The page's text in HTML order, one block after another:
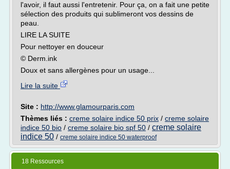
l'avoir, il faut aussi l'entretenir. Pour ça, on a fait une petite
sélection des produits qui sublimeront vos dessins de
peau.
LIRE LA SUITE
Pour nettoyer en douceur
© Derm.ink
Doux et sans allergènes pour un usage...
Lire la suite
Site : http://www.glamourparis.com
Thèmes liés : creme solaire indice 50 prix / creme solaire
indice 50 bio / creme solaire bio spf 50 / creme solaire
indice 50 / creme solaire indice 50 waterproof
18 Ressources